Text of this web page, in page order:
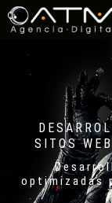
SITOS
optimizadas